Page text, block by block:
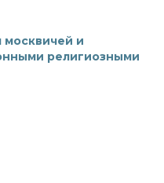
и
религиозными